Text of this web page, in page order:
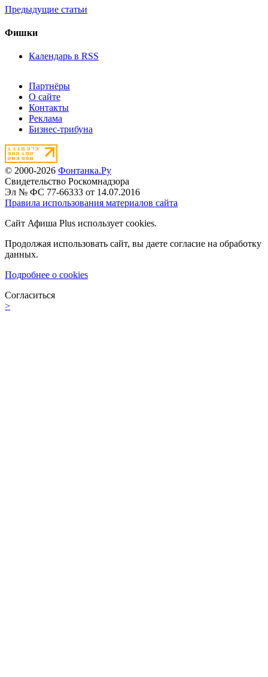
Предыдущие статьи
Фишки
Календарь в RSS
Партнёры
О сайте
Контакты
Реклама
Бизнес-трибуна
© 2000-2026 Фонтанка.Ру
Свидетельство Роскомнадзора
Эл № ФС 77-66333 от 14.07.2016
Правила использования материалов сайта
Сайт Афиша Plus использует cookies.
Продолжая использовать сайт, вы даете согласие на обработку
данных.
Подробнее о cookies
Согласиться
>